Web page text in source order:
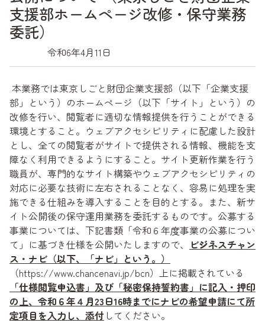
支援部ホームページ改修・保守業務
委託）
令和6年4月11日
本業務では東京しごと財団企業支援部（以下「企業支援
部」という）のホームページ（以下「サイト」という）の
改修を行い、閲覧者に適切な情報提供を行うことができる
環境とすること。ウェブアクセシビリティに配慮した設計
とし、全ての閲覧者がサイトで提供される情報、機能を支
障なく利用できるようにすること。サイト更新作業を行う
職員が、専門的なサイト構築やウェブアクセシビリティの
対応に必要な技術に左右されることなく、容易に処理を実
施できる仕組みを導入することを目的とする。また、新サ
イト公開後の保守運用業務を委託するものです。公募する
事業については、下記書類「令和６年度事業の公募につい
て」に基づき仕様を公開いたしますので、
ビジネスチャン
ス・ナビ（以下、「ナビ」という。）
（https://www.chancenavi.jp/bcn）上に掲載されている
「仕様閲覧申込書」及び「秘密保持誓約書」に記入・押印
の上、令和６年４月23日16時までにナビの希望申請にて所
定項目を入力し、添付 してください。